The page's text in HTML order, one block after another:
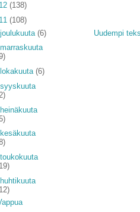
Uudempi
(138)
(108)
joulukuuta (6)
marraskuuta
lokakuuta (6)
syyskuuta
heinäkuuta
kesäkuuta
toukokuuta
huhtikuuta